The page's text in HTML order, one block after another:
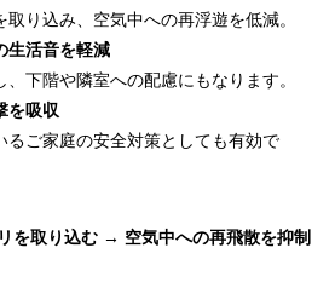
り込み、空気中への再浮遊を低減。
生活音を軽減
下階や隣室への配慮にもなります。
を吸収
るご家庭の安全対策としても有効で
を取り込む → 空気中への再飛散を抑制